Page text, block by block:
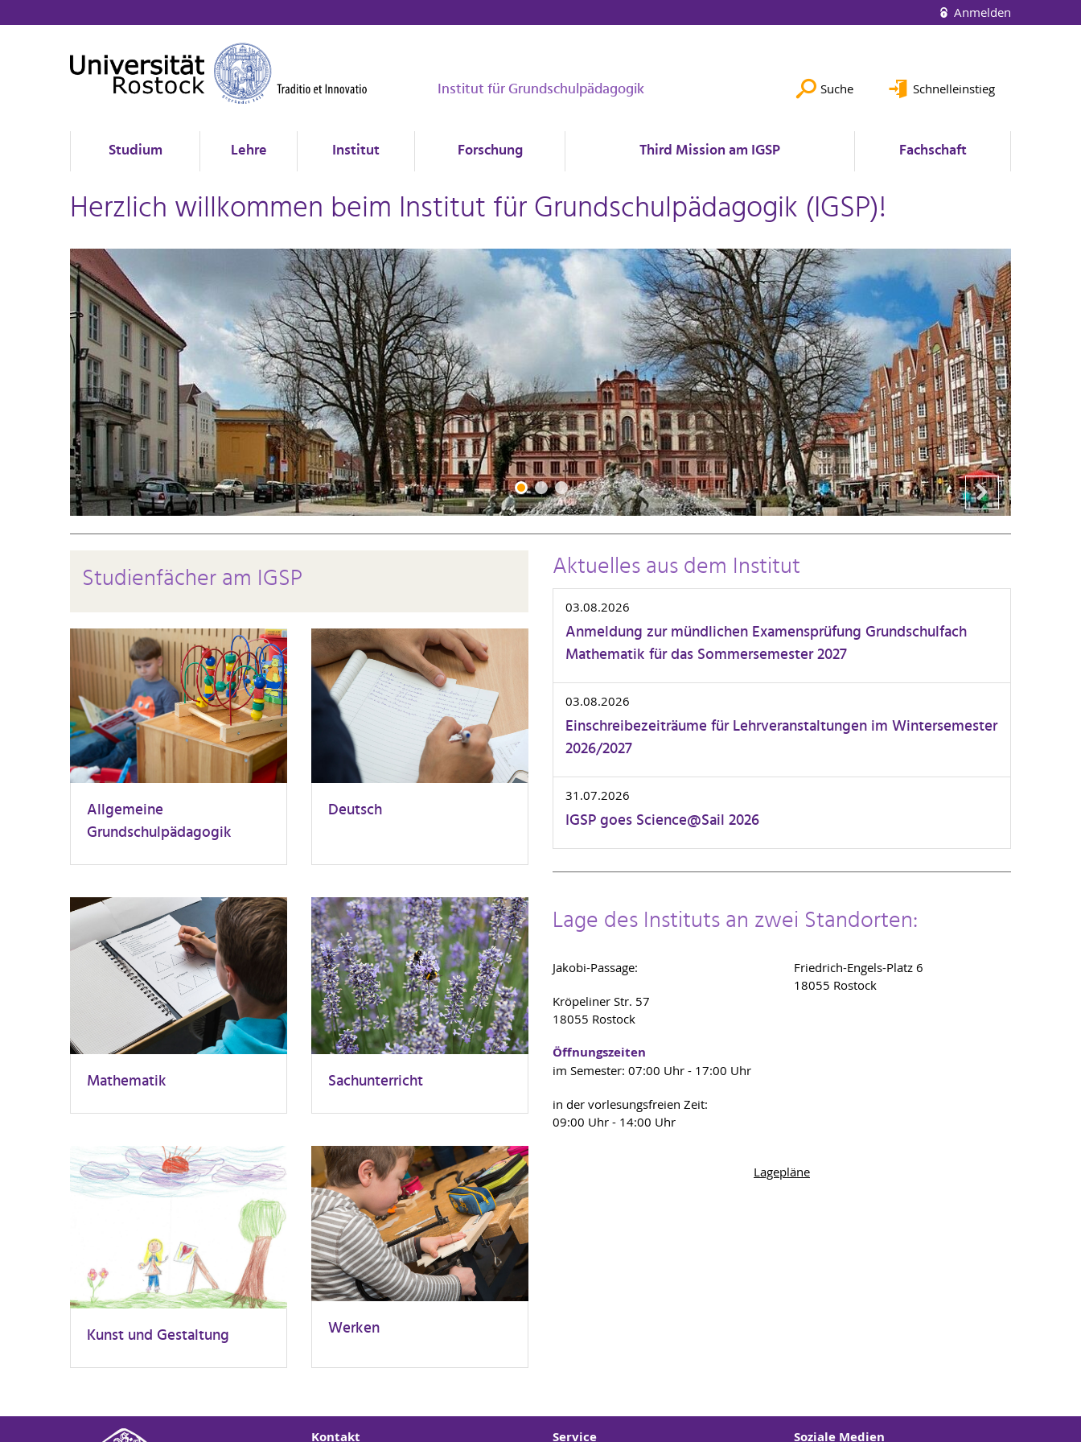
Anmelden
Institut für Grundschulpädagogik Suche Schnelleinstieg
Studium Lehre Institut Forschung Third Mission am IGSP Fachschaft
Herzlich willkommen beim Institut für Grundschulpädagogik (IGSP)!
Studienfächer am IGSP
Allgemeine
Grundschulpädagogik
Deutsch
Mathematik Sachunterricht
Kunst und Gestaltung Werken
Aktuelles aus dem Institut
03.08.2026
Anmeldung zur mündlichen Examensprüfung Grundschulfach
Mathematik für das Sommersemester 2027
03.08.2026
Einschreibezeiträume für Lehrveranstaltungen im Wintersemester
2026/2027
31.07.2026
IGSP goes Science@Sail 2026
Lage des Instituts an zwei Standorten:
Jakobi-Passage:
Kröpeliner Str. 57
18055 Rostock
Öffnungszeiten
im Semester: 07:00 Uhr - 17:00 Uhr
in der vorlesungsfreien Zeit:
09:00 Uhr - 14:00 Uhr
Friedrich-Engels-Platz 6
18055 Rostock
Lagepläne
Kontakt Service Soziale Medien